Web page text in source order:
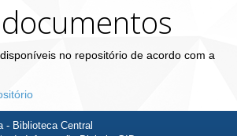
no repositório de acordo com a
- Biblioteca Central